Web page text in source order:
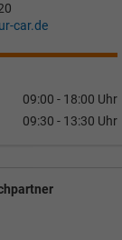
car.de
09:00 - 18:00 Uhr
09:30 - 13:30 Uhr